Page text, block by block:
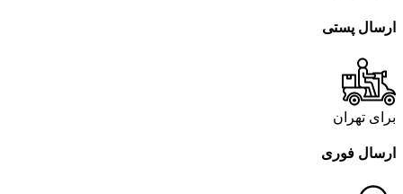
ارسال پستی
برای تهران
ارسال فوری